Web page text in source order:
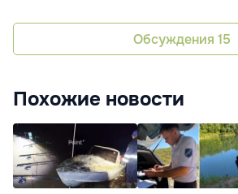
Обсуждения 15
Похожие новости